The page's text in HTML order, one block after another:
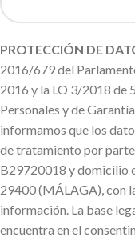
PROTECCIÓN DE
2016/679 del
2016 y la LO 3/2018 de
Personales y de
informamos que los
de tratamiento por
B29720018 y domicilio
29400 (MÁLAGA), con
información. La base
encuentra en el